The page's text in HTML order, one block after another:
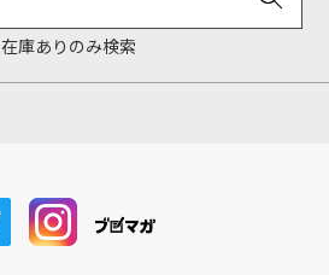
在庫ありのみ検索